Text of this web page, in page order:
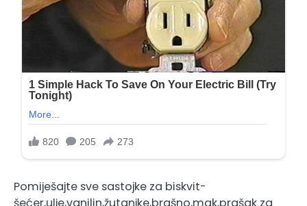
Pomiješajte sve sastojke za biskvit-
šećer,ulje,vanilin,žutanjke,brašno,mak,prašak za